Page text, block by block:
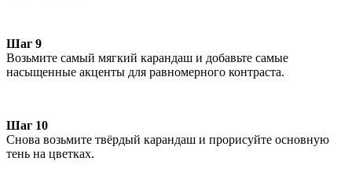
Шаг 9
Возьмите самый мягкий карандаш и добавьте самые
насыщенные акценты для равномерного контраста.
Шаг 10
Снова возьмите твёрдый карандаш и прорисуйте основную
тень на цветках.